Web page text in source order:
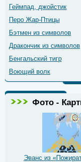
Геймпад, джойстик
Перо Жар-Птицы
Бэтмен из символов
Дракончик из символов
Бенгальский тигр
Воющий волк
Фото -
Эванс из